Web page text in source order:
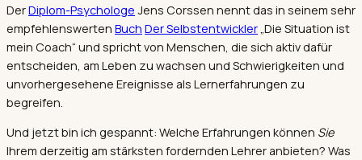
DerDiplom-Psychologe Jens Corssen nennt das in seinem sehr
empfehlenswerten Buch Der Selbstentwickler „Die Situation ist
mein Coach“ und spricht von Menschen, die sich aktiv dafür
entscheiden, am Leben zu wachsen und Schwierigkeiten und
unvorhergesehene Ereignisse als Lernerfahrungen zu
begreifen.
Und jetzt bin ich gespannt: Welche Erfahrungen können Sie
Ihrem derzeitig am stärksten fordernden Lehrer anbieten? Was